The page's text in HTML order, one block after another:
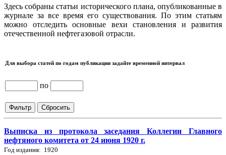
Здесь собраны статьи исторического плана, опубликованные в
журнале за все время его существования. По этим статьям
можно отследить основные вехи становления и развития
отечественной нефтегазовой отрасли.
Для выбора статей по годам публикации задайте временной интервал
по
Выписка из протокола заседания Коллегии Главного
нефтяного комитета от 24 июня 1920 г.
Год издания: 1920